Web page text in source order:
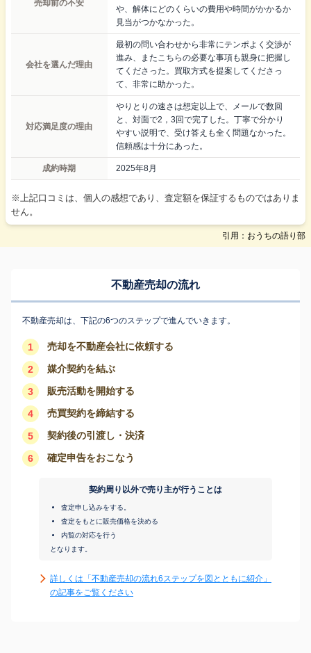
売却前の不安
や、解体にどのくらいの費用や時間がかかるか
見当がつかなかった。
会社を選んだ理由
最初の問い合わせから非常にテンポよく交渉が
進み、またこちらの必要な事項も親身に把握し
てくださった。買取方式を提案してくださっ
て、非常に助かった。
対応満足度の理由
やりとりの速さは想定以上で、メールで数回
と、対面で2，3回で完了した。丁寧で分かり
やすい説明で、受け答えも全く問題なかった。
信頼感は十分にあった。
成約時期 2025年8月
※上記口コミは、個人の感想であり、査定額を保証するものではありま
せん。
引用：おうちの語り部
不動産売却の流れ
不動産売却は、下記の6つのステップで進んでいきます。
1 売却を不動産会社に依頼する
2 媒介契約を結ぶ
3 販売活動を開始する
4 売買契約を締結する
5 契約後の引渡し・決済
6 確定申告をおこなう
契約周り以外で売り主が行うことは
査定申し込みをする。
査定をもとに販売価格を決める
内覧の対応を行う
となります。
詳しくは「不動産売却の流れ6ステップを図とともに紹介」
の記事をご覧ください